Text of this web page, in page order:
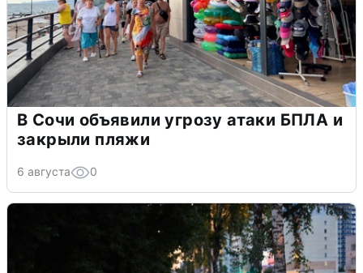
В Сочи объявили угрозу атаки БПЛА и
закрыли пляжи
6 августа 0